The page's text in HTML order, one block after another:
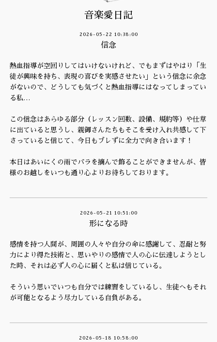
音楽愛日記
2026-05-22 10:38:00
信念
熱血指導が空回りしてはいけないけれど、でもまずはやはり「生
徒が興味を持ち、表現の喜びを実感させたい」という信念に余念
がないので、どうしても気づくと熱血指導にはなってしまってい
る私…
この信念はあらゆる部分（レッスン回数、設備、規約等）や仕草
に出ていると思うし、親御さんたちもそこを受け入れ共感して下
さっていると信じて、今日もブレずに全力で向き合います！
本日はあいにくの雨でバラを摘んで飾ることができませんが、皆
様のお越しをいつも通り心よりお待ちしております。
2026-05-21 10:51:00
形になる時
感情を持つ人間が、周囲の人々や自分の命に感謝して、忍耐と努
力により得た技術と、思いやりの感情で人の心に伝達しようとし
た時、それは必ず人の心に届くと私は信じている。
そういう思いでいつも自分では練習をしているし、生徒へもそれ
が可能となるよう尽力している自負がある。
2026-05-18 10:58:00